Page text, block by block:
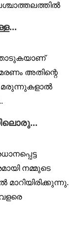
അതിന്റെ
നമ്മുടെ